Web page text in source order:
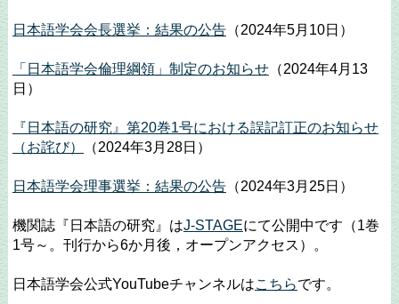
日本語学会会長選挙：結果の公告（2024年5月10日）
「日本語学会倫理綱領」制定のお知らせ（2024年4月13
日）
『日本語の研究』第20巻1号における誤記訂正のお知らせ
（お詫び）
（2024年3月28日）
日本語学会理事選挙：結果の公告（2024年3月25日）
機関誌『日本語の研究』はJ-STAGEにて公開中です（1巻
1号～。刊行から6か月後，オープンアクセス）。
日本語学会公式YouTubeチャンネルはこちらです。